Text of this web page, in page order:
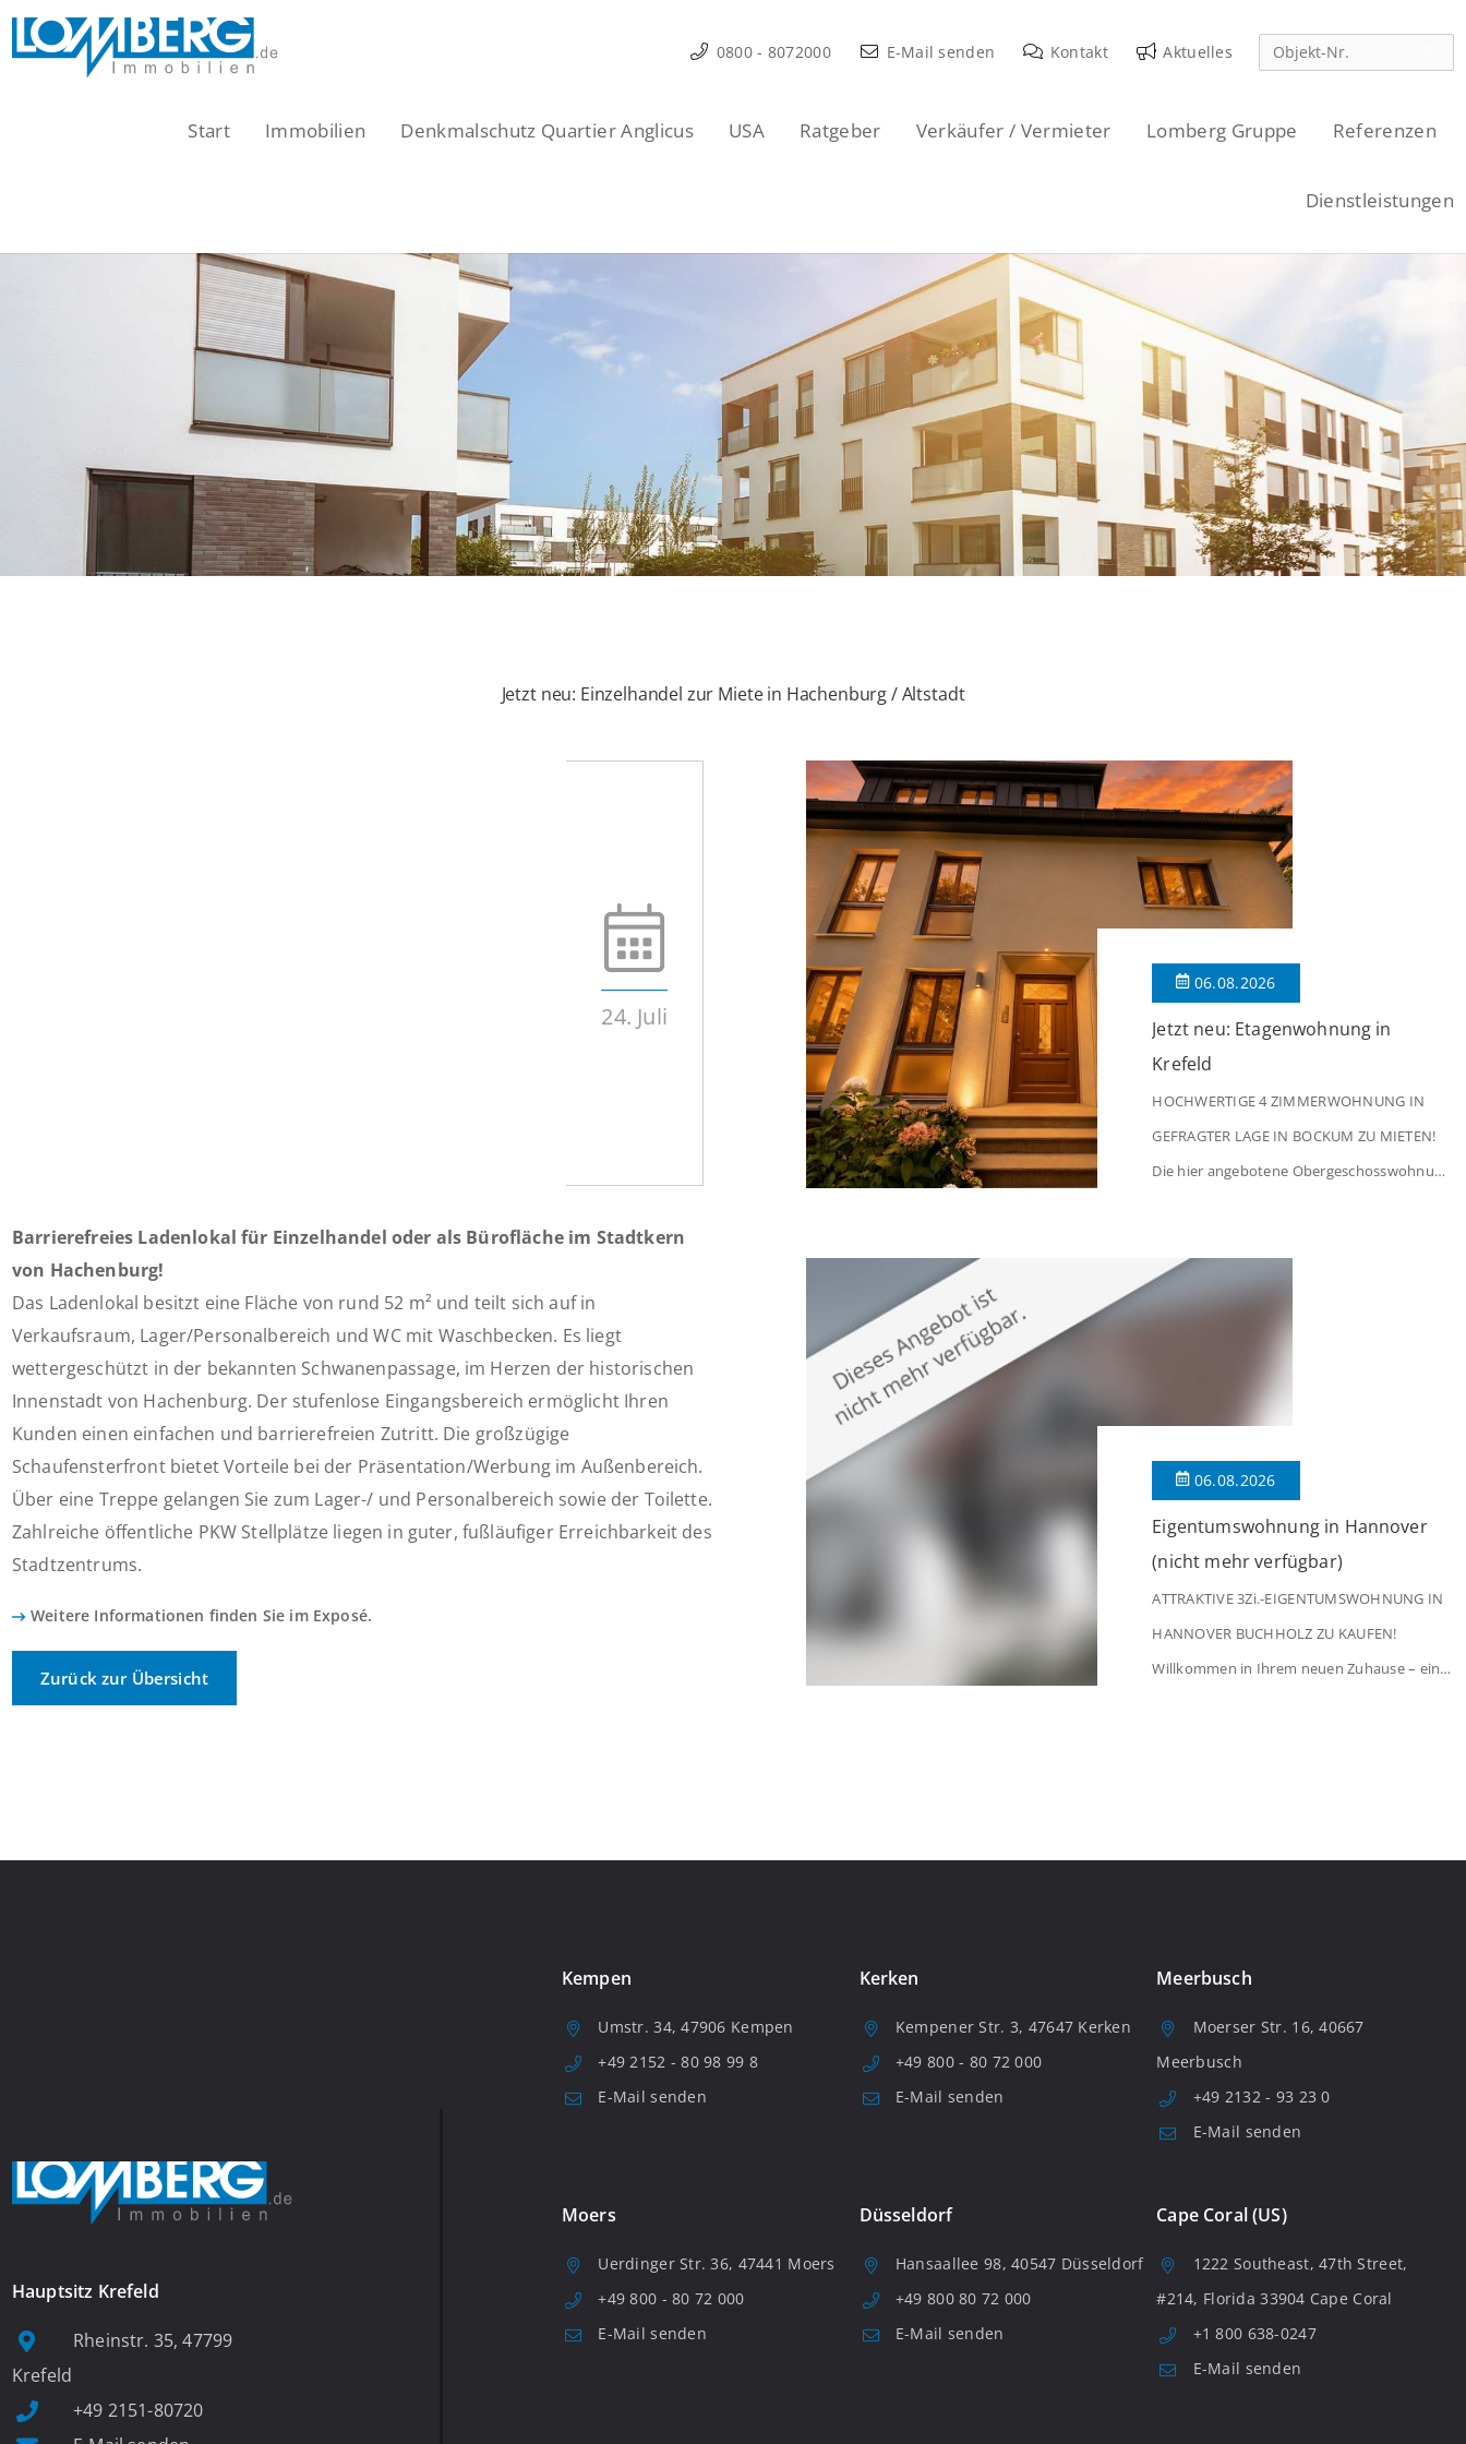
Zum
Inhalt
0800 - 8072000 E-Mail senden Kontakt Aktuelles
Start Immobilien Denkmalschutz Quartier Anglicus USA Ratgeber Verkäufer / Vermieter Lomberg Gruppe Referenzen
Dienstleistungen
Jetzt neu: Einzelhandel zur Miete in Hachenburg / Altstadt
24. Juli
Barrierefreies Ladenlokal für Einzelhandel oder als Bürofläche im Stadtkern
von Hachenburg!
Das Ladenlokal besitzt eine Fläche von rund 52 m² und teilt sich auf in
Verkaufsraum, Lager/Personalbereich und WC mit Waschbecken. Es liegt
wettergeschützt in der bekannten Schwanenpassage, im Herzen der historischen
Innenstadt von Hachenburg. Der stufenlose Eingangsbereich ermöglicht Ihren
Kunden einen einfachen und barrierefreien Zutritt. Die großzügige
Schaufensterfront bietet Vorteile bei der Präsentation/Werbung im Außenbereich.
Über eine Treppe gelangen Sie zum Lager-/ und Personalbereich sowie der Toilette.
Zahlreiche öffentliche PKW Stellplätze liegen in guter, fußläufiger Erreichbarkeit des
Stadtzentrums.
Weitere Informationen finden Sie im Exposé.
Zurück zur Übersicht
06.08.2026
Jetzt neu: Etagenwohnung in
Krefeld
HOCHWERTIGE 4 ZIMMERWOHNUNG IN
GEFRAGTER LAGE IN BOCKUM ZU MIETEN!
Die hier angebotene Obergeschosswohnung
von Krefeld-Bockum. Mit einer Wohnfläche
06.08.2026
Eigentumswohnung in Hannover
(nicht mehr verfügbar)
ATTRAKTIVE 3Zi.-EIGENTUMSWOHNUNG IN
HANNOVER BUCHHOLZ ZU KAUFEN!
Willkommen in Ihrem neuen Zuhause – einer
Hauptsitz Krefeld
Rheinstr. 35, 47799
Krefeld
+49 2151-80720
Kempen
Umstr. 34, 47906 Kempen
+49 2152 - 80 98 99 8
E-Mail senden
Kerken
Kempener Str. 3, 47647 Kerken
+49 800 - 80 72 000
E-Mail senden
Meerbusch
Moerser Str. 16, 40667
Meerbusch
+49 2132 - 93 23 0
E-Mail senden
Moers
Uerdinger Str. 36, 47441 Moers
+49 800 - 80 72 000
E-Mail senden
Düsseldorf
Hansaallee 98, 40547 Düsseldorf
+49 800 80 72 000
E-Mail senden
Cape Coral (US)
1222 Southeast, 47th Street,
#214, Florida 33904 Cape Coral
+1 800 638-0247
E-Mail senden